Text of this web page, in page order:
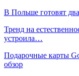
В Польше готовят
Тренд на
устроила…
Подарочные карты
обзор